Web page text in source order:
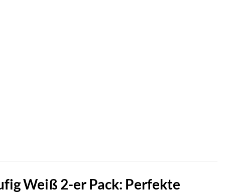
Weiß 2-er Pack: Perfekte